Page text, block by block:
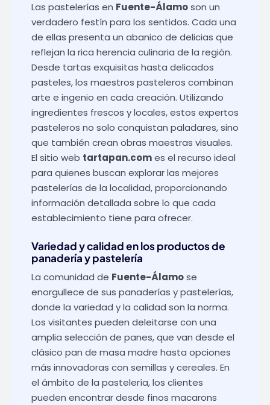
Las pastelerías en Fuente-Álamoson un
verdadero festín para los sentidos. Cada una
de ellas presenta un abanico de delicias que
reflejan la rica herencia culinaria de la región.
Desde tartas exquisitas hasta delicados
pasteles, los maestros pasteleros combinan
arte e ingenio en cada creación. Utilizando
ingredientes frescos y locales, estos expertos
pasteleros no solo conquistan paladares, sino
que también crean obras maestras visuales.
El sitio web tartapan.comes el recurso ideal
para quienes buscan explorar las mejores
pastelerías de la localidad, proporcionando
información detallada sobre lo que cada
establecimiento tiene para ofrecer.
Variedad y calidad en los productos de
panadería y pastelería
La comunidad de Fuente-Álamose
enorgullece de sus panaderías y pastelerías,
donde la variedad y la calidad son la norma.
Los visitantes pueden deleitarse con una
amplia selección de panes, que van desde el
clásico pan de masa madre hasta opciones
más innovadoras con semillas y cereales. En
el ámbito de la pastelería, los clientes
pueden encontrar desde finos macarons